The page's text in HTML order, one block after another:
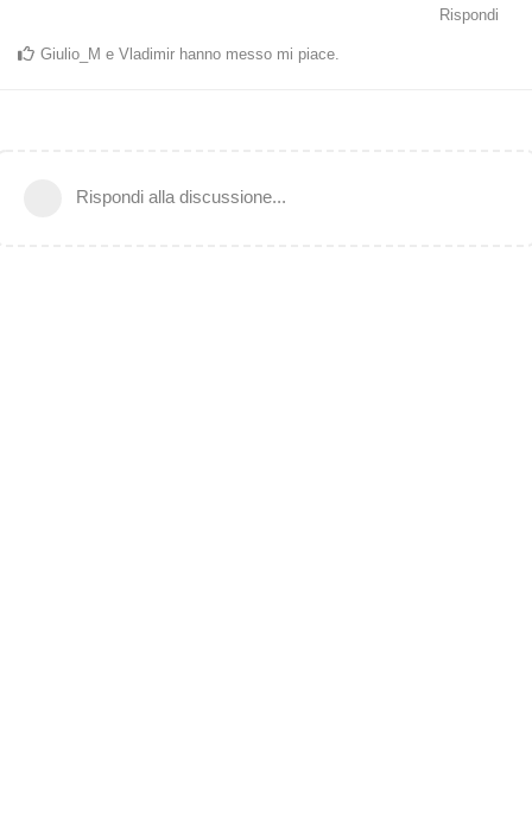
Rispondi
Giulio_M e Vladimir hanno messo mi piace.
Rispondi alla discussione...